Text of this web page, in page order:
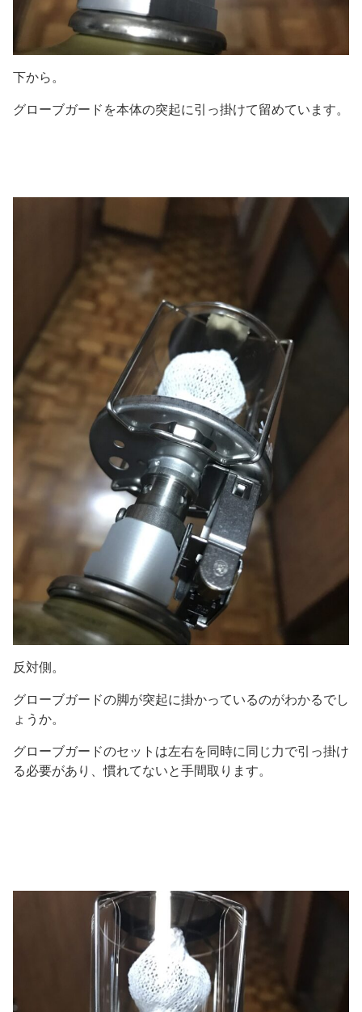
下から。
グローブガードを本体の突起に引っ掛けて留めています。
反対側。
グローブガードの脚が突起に掛かっているのがわかるでし
ょうか。
グローブガードのセットは左右を同時に同じ力で引っ掛け
る必要があり、慣れてないと手間取ります。